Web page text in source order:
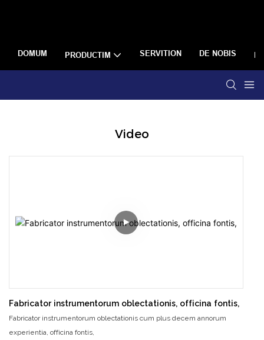
DOMUM PRODUCTIM SERVITION DE NOBIS
Video
Fabricator instrumentorum oblectationis, officina fontis,
Fabricator instrumentorum oblectationis cum plus decem annorum
experientia, officina fontis,